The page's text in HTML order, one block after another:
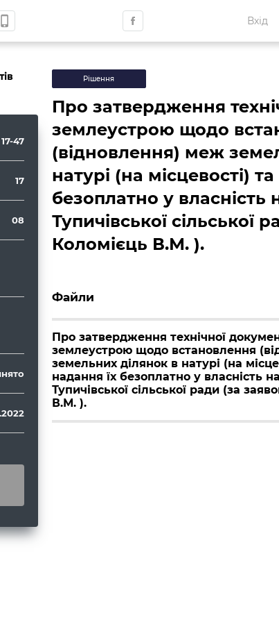
phone_iphone Вхід
17-47
17
08
Рішення
Про затвердження
землеустрою щодо
(відновлення) меж
натурі (на місцевості)
безоплатно у власність
Тупичівської сільської
Коломієць В.М. ).
Файли
Про затвердження технічної
землеустрою щодо встановлення
земельних ділянок в натурі (на
надання їх безоплатно у власність
Тупичівської сільської ради (за
В.М. ).